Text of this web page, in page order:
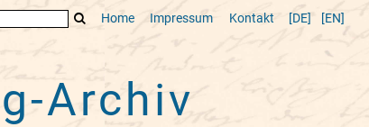
Home Impressum Kontakt [DE] [EN]
Archiv